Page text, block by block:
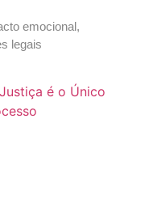
emocional,
legais